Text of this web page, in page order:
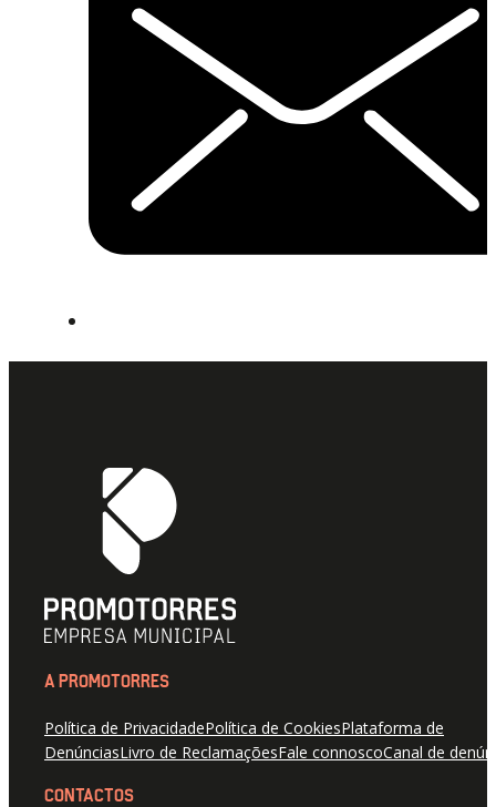
A PROMOTORRES
Política de PrivacidadePolítica de CookiesPlataforma de
DenúnciasLivro de ReclamaçõesFale connoscoCanal de
CONTACTOS